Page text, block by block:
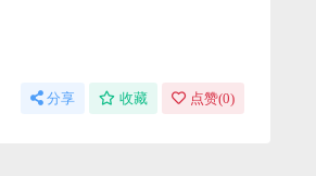
分享 收藏 点赞(0)